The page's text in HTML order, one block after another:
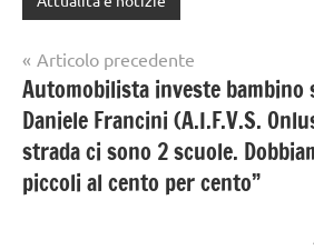
Navigazione
articoli
Articolo precedente
Automobilista investe bambino
Daniele Francini (A.I.F.V.S.
strada ci sono 2 scuole.
piccoli al cento per cento”